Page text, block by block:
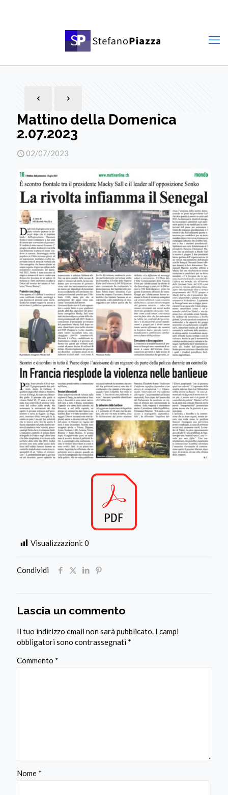
Mattino della Domenica
2.07.2023
02/07/2023
Visualizzazioni: 0
Condividi
Lascia un commento
Il tuo indirizzo email non sarà pubblicato. I campi
obbligatori sono contrassegnati *
Commento *
Nome *